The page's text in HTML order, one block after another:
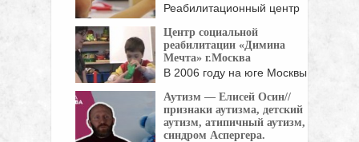
Реабилитационный центр
помощью ...
Центр социальной
реабилитации «Димина
Мечта» г.Москва
В 2006 году на юге Москвы
Аутизм — Елисей Осин//
признаки аутизма, детский
аутизм, атипичный аутизм,
синдром Аспергера.